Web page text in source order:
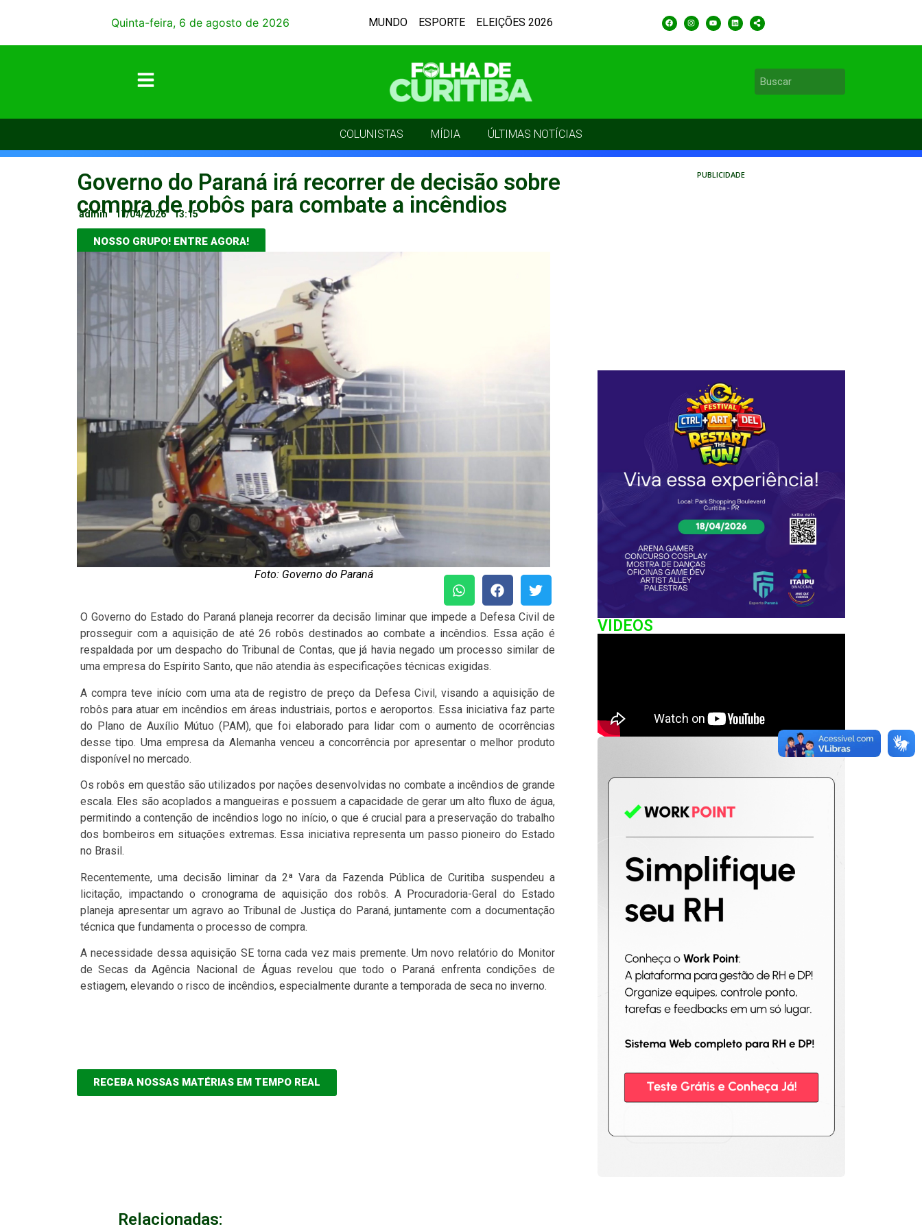
Quinta-feira, 6 de agosto de 2026 MUNDO ESPORTE ELEIÇÕES 2026
COLUNISTAS MÍDIA ÚLTIMAS NOTÍCIAS
Governo do Paraná irá recorrer de decisão sobre
compra de robôs para combate a incêndios
admin 17/04/2026 13:15
NOSSO GRUPO! ENTRE AGORA!
Foto: Governo do Paraná
O Governo do Estado do Paraná planeja recorrer da decisão liminar que impede a Defesa Civil de
prosseguir com a aquisição de até 26 robôs destinados ao combate a incêndios. Essa ação é
respaldada por um despacho do Tribunal de Contas, que já havia negado um processo similar de
uma empresa do Espírito Santo, que não atendia às especificações técnicas exigidas.
A compra teve início com uma ata de registro de preço da Defesa Civil, visando a aquisição de
robôs para atuar em incêndios em áreas industriais, portos e aeroportos. Essa iniciativa faz parte
do Plano de Auxílio Mútuo (PAM), que foi elaborado para lidar com o aumento de ocorrências
desse tipo. Uma empresa da Alemanha venceu a concorrência por apresentar o melhor produto
disponível no mercado.
Os robôs em questão são utilizados por nações desenvolvidas no combate a incêndios de grande
escala. Eles são acoplados a mangueiras e possuem a capacidade de gerar um alto fluxo de água,
permitindo a contenção de incêndios logo no início, o que é crucial para a preservação do trabalho
dos bombeiros em situações extremas. Essa iniciativa representa um passo pioneiro do Estado
no Brasil.
Recentemente, uma decisão liminar da 2ª Vara da Fazenda Pública de Curitiba suspendeu a
licitação, impactando o cronograma de aquisição dos robôs. A Procuradoria-Geral do Estado
planeja apresentar um agravo ao Tribunal de Justiça do Paraná, juntamente com a documentação
técnica que fundamenta o processo de compra.
A necessidade dessa aquisição SE torna cada vez mais premente. Um novo relatório do Monitor
de Secas da Agência Nacional de Águas revelou que todo o Paraná enfrenta condições de
estiagem, elevando o risco de incêndios, especialmente durante a temporada de seca no inverno.
RECEBA NOSSAS MATÉRIAS EM TEMPO REAL
PUBLICIDADE
VIDEOS
Relacionadas: